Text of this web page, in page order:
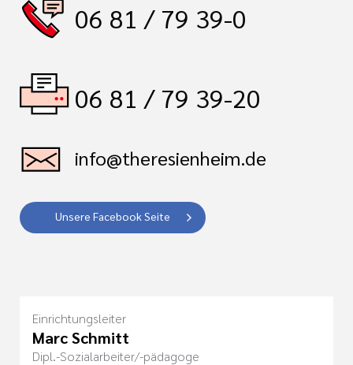
06 81 / 79 39-0
06 81 / 79 39-20
info@theresienheim.de
Unsere Facebook Seite
Einrichtungsleiter
Marc Schmitt
Dipl.-Sozialarbeiter/-pädagoge